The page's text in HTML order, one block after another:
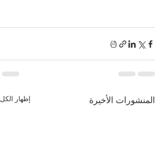
المنشورات الأخيرة إظهار الكل